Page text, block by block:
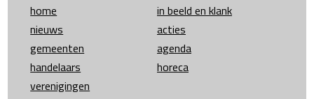
home
in beeld en klank
nieuws
acties
gemeenten
agenda
handelaars
horeca
verenigingen